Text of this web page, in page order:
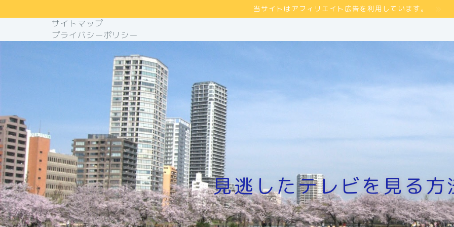
当サイトはアフィリエイト広告を利用しています。
サイトマップ
プライバシーポリシー
見逃したテレビを見る方